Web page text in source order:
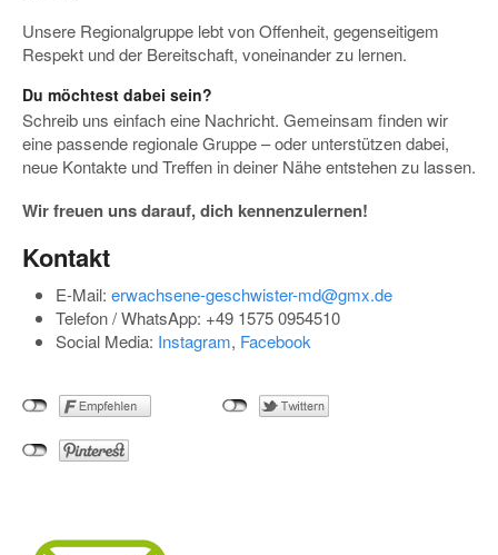
Unsere Regionalgruppe lebt von Offenheit, gegenseitigem
Respekt und der Bereitschaft, voneinander zu lernen.
Du möchtest dabei sein?
Schreib uns einfach eine Nachricht. Gemeinsam finden wir
eine passende regionale Gruppe – oder unterstützen dabei,
neue Kontakte und Treffen in deiner Nähe entstehen zu lassen.
Wir freuen uns darauf, dich kennenzulernen!
Kontakt
E-Mail: erwachsene-geschwister-md@gmx.de
Telefon / WhatsApp: +49 1575 0954510
Social Media: Instagram, Facebook